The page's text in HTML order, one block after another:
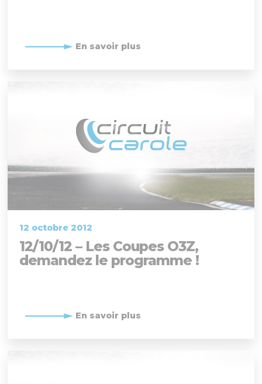
En savoir plus
12 octobre 2012
12/10/12 – Les Coupes O3Z,
demandez le programme !
En savoir plus